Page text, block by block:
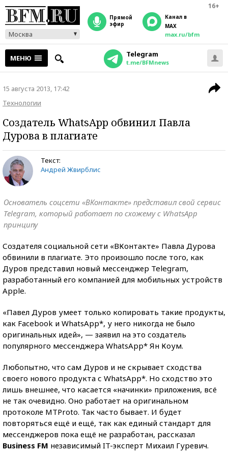
16+
Москва
прямой
эфир
Канал в
MAX
max.ru/bfm
МЕНЮ Telegram
t.me/BFMnews
15 августа 2013, 17:42
Технологии
Создатель WhatsApp обвинил Павла
Дурова в плагиате
Текст:
Андрей Жвирблис
Основатель соцсети «ВКонтакте» представил свой сервис
Telegram, который работает по схожему с WhatsApp
принципу
Создателя социальной сети «ВКонтакте» Павла Дурова
обвинили в плагиате. Это произошло после того, как
Дуров представил новый мессенджер Telegram,
разработанный его компанией для мобильных устройств
Apple.
«Павел Дуров умеет только копировать такие продукты,
как Facebook и WhatsApp*, у него никогда не было
оригинальных идей», — заявил на это создатель
популярного мессенджера WhatsApp* Ян Коум.
Любопытно, что сам Дуров и не скрывает сходства
своего нового продукта с WhatsApp*. Но сходство это
лишь внешнее, что касается «начинки» приложения, всё
не так очевидно. Оно работает на оригинальном
протоколе MTProto. Так часто бывает. И будет
повторяться ещё и ещё, так как единый стандарт для
мессенджеров пока ещё не разработан, рассказал
Business FM независимый IT-эксперт Михаил Гуревич.